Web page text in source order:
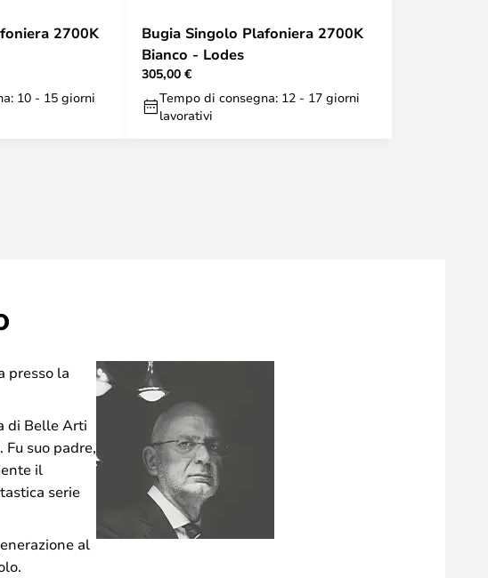
2700K
10 - 15 giorni
Bugia Singolo Plafoniera 2700K
Bianco - Lodes
305,00 €
Tempo di consegna: 12 - 17 giorni
lavorativi
presso la
di Belle Arti
suo padre,
il
serie
al